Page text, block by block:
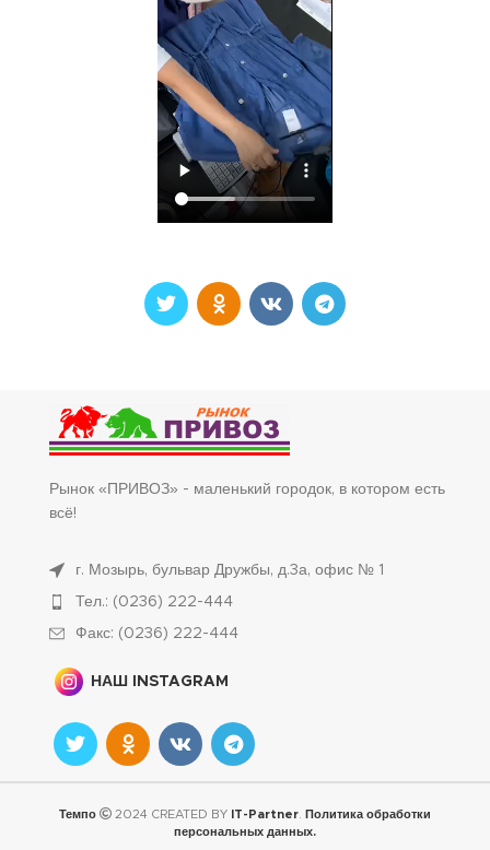
Рынок «ПРИВОЗ» - маленький городок, в котором есть
всё!
г. Мозырь, бульвар Дружбы, д.3а, офис № 1
Тел.: (0236) 222-444
Факс: (0236) 222-444
НАШ INSTAGRAM
Темпо 2024 CREATED BY IT-Partner
Политика обработки
персональных данных.